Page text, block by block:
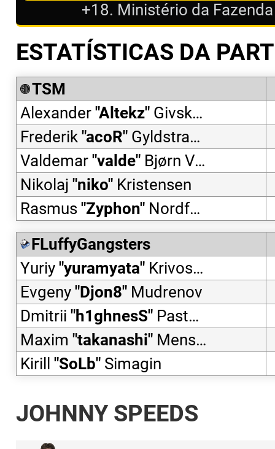
+18. Ministério da
ESTATÍSTICAS DA
TSM
Alexander "Altekz" Givskov
Frederik "acoR" Gyldstrand
Valdemar "valde" Bjørn Vangså
Nikolaj "niko" Kristensen
Rasmus "Zyphon" Nordfoss
FLuffyGangsters
Yuriy "yuramyata" Krivosheev
Evgeny "Djon8" Mudrenov
Dmitrii "h1ghnesS" Pastukhov
Maxim "takanashi" Menshikov
Kirill
"SoLb" Simagin
JOHNNY SPEEDS